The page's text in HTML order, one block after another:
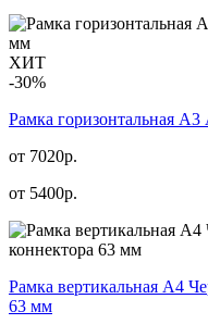
ХИТ
-30%
Рамка горизонтальная
от 7020р.
от 5400р.
Рамка вертикальная А4
63 мм